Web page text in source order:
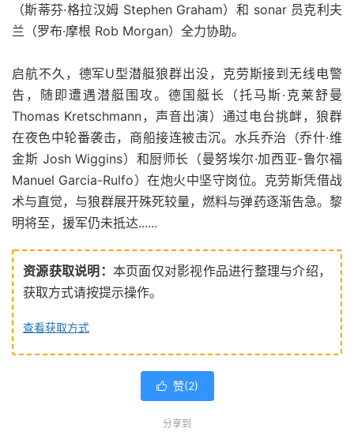
（斯蒂芬·格拉汉姆 Stephen Graham）和 sonar 员克利夫
兰（罗布·摩根 Rob Morgan）全力协助。
启航不久，德军U型潜艇狼群出没，克劳斯接到无线电警
告，随即遭遇潜艇围攻。德国艇长（托马斯·克莱舒曼
Thomas Kretschmann，声音出演）通过电台挑衅，狼群
在夜色中轮番袭击，商船接连被击沉。水兵乔治（乔什·维
金斯 Josh Wiggins）和厨师长（曼努埃尔·加西亚-鲁尔福
Manuel Garcia-Rulfo）在炮火中坚守岗位。克劳斯凭借战
术与直觉，与狼群展开殊死较量，燃料与弹药逐渐告急。黎
明将至，援军仍未抵达......
资源获取说明： 本页面仅对影视作品进行整理与介绍，
获取方式请按提示操作。
查看获取方式
 赞(2)
分享到